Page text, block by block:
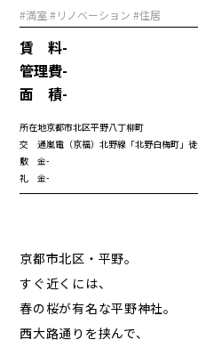
#満室 #リノベーション #住居
賃 料-
管理費-
面 積-
所在地京都市北区平野八丁柳町
交 通嵐電（京福）北野線「北野白梅町」
敷 金-
礼 金-
京都市北区・平野。
すぐ近くには、
春の桜が有名な平野神社。
西大路通りを挟んで、